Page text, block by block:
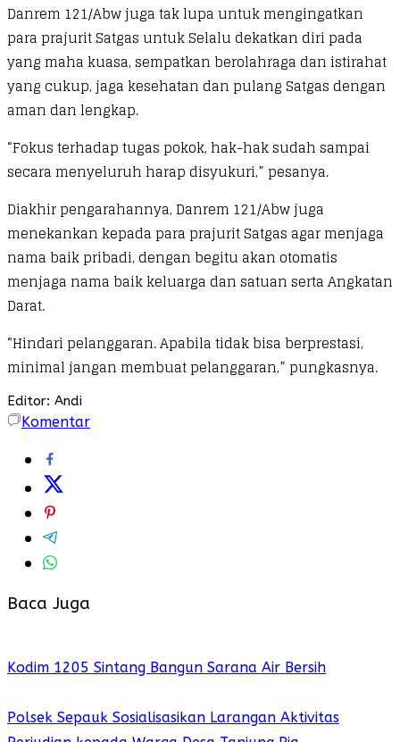
Danrem 121/Abw juga tak lupa untuk mengingatkan
para prajurit Satgas untuk Selalu dekatkan diri pada
yang maha kuasa, sempatkan berolahraga dan istirahat
yang cukup, jaga kesehatan dan pulang Satgas dengan
aman dan lengkap.
“Fokus terhadap tugas pokok, hak-hak sudah sampai
secara menyeluruh harap disyukuri,” pesanya.
Diakhir pengarahannya, Danrem 121/Abw juga
menekankan kepada para prajurit Satgas agar menjaga
nama baik pribadi, dengan begitu akan otomatis
menjaga nama baik keluarga dan satuan serta Angkatan
Darat.
“Hindari pelanggaran. Apabila tidak bisa berprestasi,
minimal jangan membuat pelanggaran,” pungkasnya.
Editor: Andi
Komentar
Baca Juga
Kodim 1205 Sintang Bangun Sarana Air Bersih
Polsek Sepauk Sosialisasikan Larangan Aktivitas